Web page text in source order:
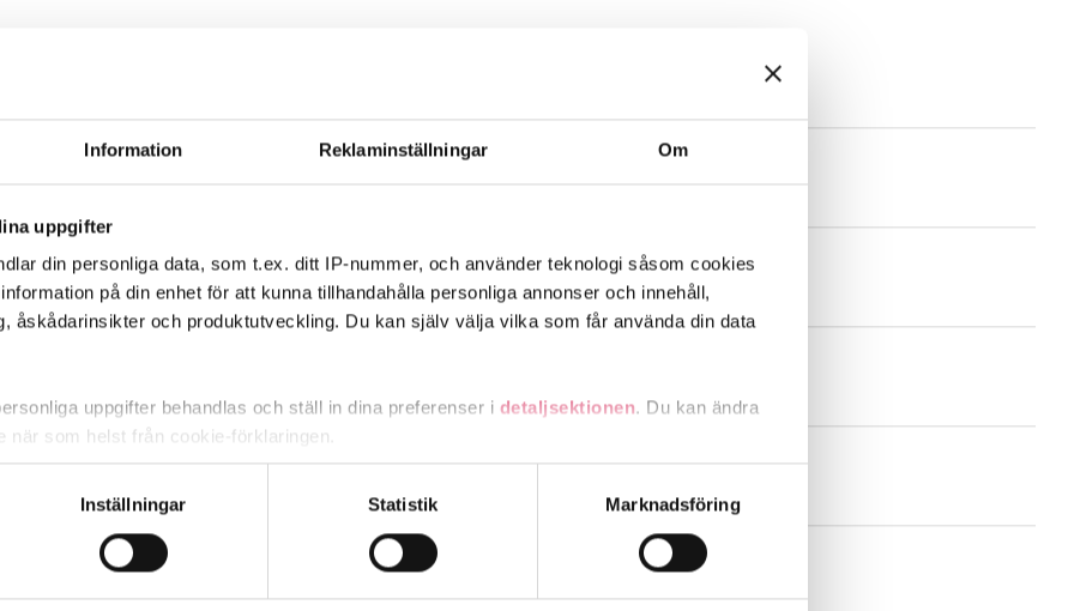
Information Reklaminställningar Om
uppgifter
din personliga data, som t.ex. ditt IP-nummer, och använder teknologi såsom cookies
på din enhet för att kunna tillhandahålla personliga annonser och innehåll,
åskådarinsikter och produktutveckling. Du kan själv välja vilka som får använda din data
uppgifter behandlas och ställ in dina preferenser i detaljsektionen. Du kan ändra
när som helst från cookie-förklaringen.
för att anpassa innehållet och annonserna till användarna, tillhandahålla funktioner för
och analysföretag som vi samarbetar med. Dessa kan i sin tur kombinera informationen
Inställningar Statistik Marknadsföring
mot kollektivavtal
om lönebetalning och beredskap under drönarhot
också löneförhöjningspotterna skjuts framåt